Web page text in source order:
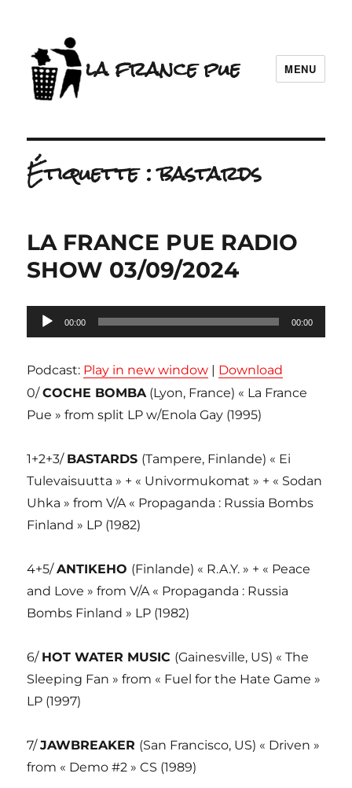
la france pue MENU
Étiquette :bastards
LA FRANCE PUE RADIO
SHOW 03/09/2024
Lecteur
audio
00:00 00:00
Podcast: Play in new window | Download
0/COCHE BOMBA(Lyon, France) « La France
Pue » from split LP w/Enola Gay (1995)
1+2+3/ BASTARDS (Tampere, Finlande) « Ei
Tulevaisuutta » + « Univormukomat » + « Sodan
Uhka » from V/A « Propaganda : Russia Bombs
Finland » LP (1982)
4+5/ANTIKEHO (Finlande) « R.A.Y. » + « Peace
and Love » from V/A « Propaganda : Russia
Bombs Finland » LP (1982)
6/ HOT WATER MUSIC (Gainesville, US) « The
Sleeping Fan » from « Fuel for the Hate Game »
LP (1997)
7/JAWBREAKER (San Francisco, US) « Driven »
from « Demo #2 » CS (1989)